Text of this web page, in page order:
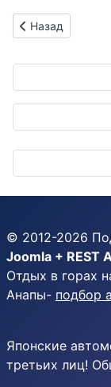
Предыдущий:
Назад
© 2012-2026
Joomla + REST
Отдых в горах
Анапы- подбор
Японские
третьих лиц!